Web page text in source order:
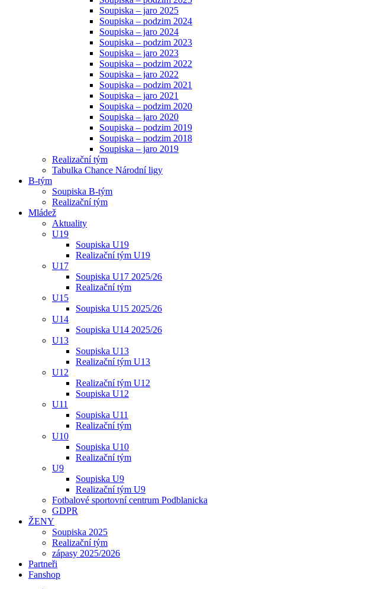
Soupiska – jaro 2025
Soupiska – podzim 2024
Soupiska – jaro 2024
Soupiska – podzim 2023
Soupiska – jaro 2023
Soupiska – podzim 2022
Soupiska – jaro 2022
Soupiska – podzim 2021
Soupiska – jaro 2021
Soupiska – podzim 2020
Soupiska – jaro 2020
Soupiska – podzim 2019
Soupiska – podzim 2018
Soupiska – jaro 2019
Realizační tým
Tabulka Chance Národní ligy
B-tým
Soupiska B-tým
Realizační tým
Mládež
Aktuality
U19
Soupiska U19
Realizační tým U19
U17
Soupiska U17 2025/26
Realizační tým
U15
Soupiska U15 2025/26
U14
Soupiska U14 2025/26
U13
Soupiska U13
Realizační tým U13
U12
Realizační tým U12
Soupiska U12
U11
Soupiska U11
Realizační tým
U10
Soupiska U10
Realizační tým
U9
Soupiska U9
Realizační tým U9
Fotbalové sportovní centrum Podblanicka
GDPR
ŽENY
Soupiska 2025
Realizační tým
zápasy 2025/2026
Partneři
Fanshop